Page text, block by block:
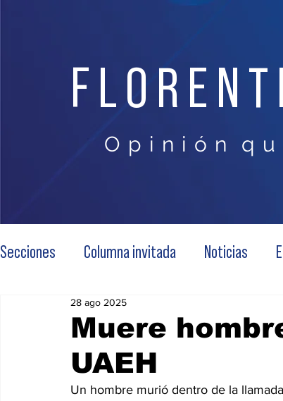
O p i n i ó n q
Secciones Columna invitada Noticias
Muere
UAEH
28 ago 2025
Un hombre murió dentro de la